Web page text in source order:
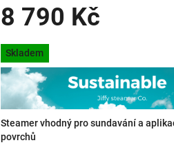
0,0
z
hvězdiček.
8 790 Kč
Měrná
cena:
Skladem
Steamer vhodný pro sundavání a
povrchů